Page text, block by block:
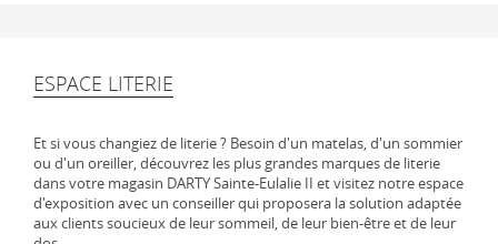
ESPACE LITERIE
Et si vous changiez de literie ? Besoin d'un matelas, d'un sommier
ou d'un oreiller, découvrez les plus grandes marques de literie
dans votre magasin DARTY Sainte-Eulalie II et visitez notre espace
d'exposition avec un conseiller qui proposera la solution adaptée
aux clients soucieux de leur sommeil, de leur bien-être et de leur